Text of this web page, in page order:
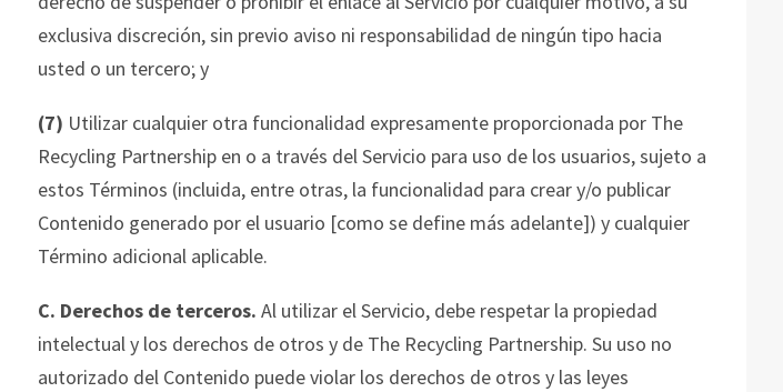
exclusiva discreción, sin previo aviso ni responsabilidad de ningún tipo hacia
usted o un tercero; y
(7) Utilizar cualquier otra funcionalidad expresamente proporcionada por The
Recycling Partnershipen o a través del Servicio para uso de los usuarios, sujeto a
estos Términos (incluida, entre otras, la funcionalidad para crear y/o publicar
Contenido generado por el usuario [como se define más adelante]) y cualquier
Término adicional aplicable.
C. Derechosde terceros. Al utilizar el Servicio, debe respetar la propiedad
intelectual y los derechos de otros y de The Recycling Partnership. Su uso no
autorizado del Contenido puede violar los derechos de otros y las leyes